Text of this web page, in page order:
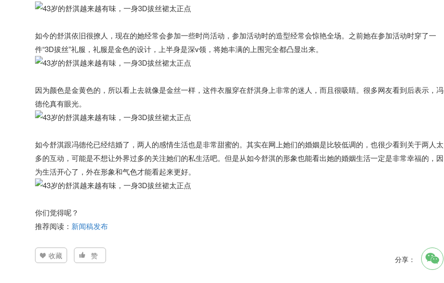
如今的舒淇依旧很撩人，现在的她经常会参加一些时尚活动，参加活动时的造型经常会惊艳全场。之前她在参加活动时穿了一
件“3D拔丝”礼服，礼服是金色的设计，上半身是深v领，将她丰满的上围完全都凸显出来。
因为颜色是金黄色的，所以看上去就像是金丝一样，这件衣服穿在舒淇身上非常的迷人，而且很吸睛。很多网友看到后表示，冯
德伦真有眼光。
如今舒淇跟冯德伦已经结婚了，两人的感情生活也是非常甜蜜的。其实在网上她们的婚姻是比较低调的，也很少看到关于两人太
多的互动，可能是不想让外界过多的关注她们的私生活吧。但是从如今舒淇的形象也能看出她的婚姻生活一定是非常幸福的，因
为生活开心了，外在形象和气色才能看起来更好。
你们觉得呢？
推荐阅读： 新闻稿发布
收藏 赞 分享：